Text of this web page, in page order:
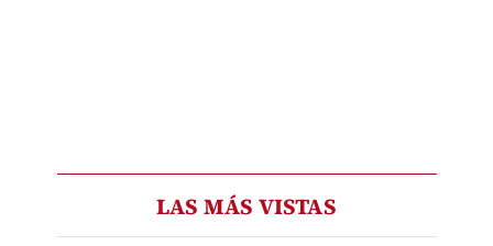
LAS MÁS VISTAS